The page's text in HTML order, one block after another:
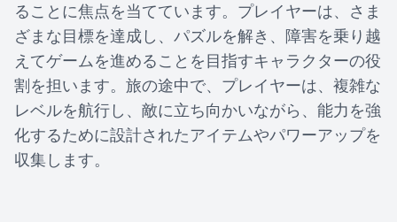
ることに焦点を当てています。プレイヤーは、さま
ざまな目標を達成し、パズルを解き、障害を乗り越
えてゲームを進めることを目指すキャラクターの役
割を担います。旅の途中で、プレイヤーは、複雑な
レベルを航行し、敵に立ち向かいながら、能力を強
化するために設計されたアイテムやパワーアップを
収集します。